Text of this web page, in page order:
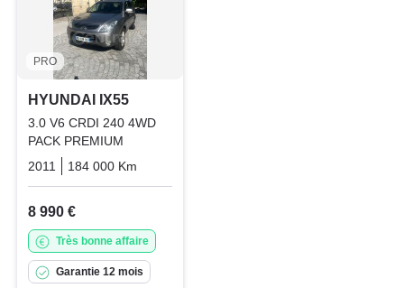
PRO
HYUNDAI IX55
3.0 V6 CRDI 240 4WD
PACK PREMIUM
2011
184 000 Km
8 990 €
Très bonne affaire
Garantie 12 mois